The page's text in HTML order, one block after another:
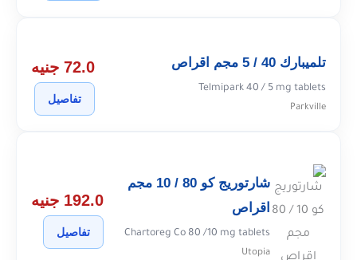
تلميبارك 40 / 5 مجم اقراص
Telmipark 40 / 5 mg tablets
Parkville
72.0 جنيه
تفاصيل
شارتوريج كو 80 / 10 مجم
اقراص
Chartoreg Co 80 /10 mg tablets
Utopia
192.0 جنيه
تفاصيل